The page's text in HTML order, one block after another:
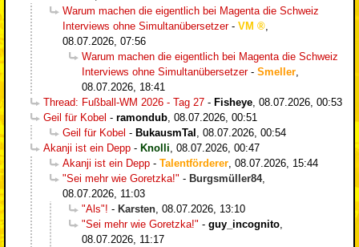
Warum machen die eigentlich bei Magenta die Schweiz
Interviews ohne Simultanübersetzer- VM
08.07.2026, 07:56
Warum machen die eigentlich bei Magenta die Schweiz
Interviews ohne Simultanübersetzer- Smeller
08.07.2026, 18:41
Thread: Fußball-WM 2026 - Tag 27 - Fisheye 08.07.2026, 00:53
Geil für Kobel - ramondub 08.07.2026, 00:51
Geil für Kobel - BukausmTal
08.07.2026, 00:54
Akanji ist ein Depp - Knolli 08.07.2026, 00:47
Akanji ist ein Depp - Talentförderer 08.07.2026, 15:44
"Sei mehr wie Goretzka!" - Burgsmüller84,
08.07.2026, 11:03
"Als"! - Karsten 08.07.2026, 13:10
"Sei mehr wie Goretzka!" - guy_incognito
08.07.2026, 11:17